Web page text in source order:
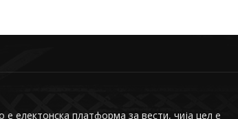
електонска платформа за вести, чија цел е